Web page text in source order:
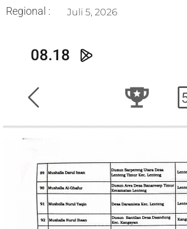
Regional : Juli 5, 2026